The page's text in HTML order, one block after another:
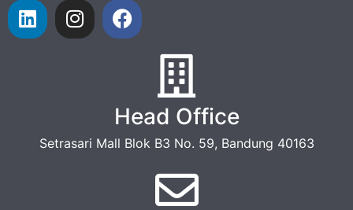
Head Office
Setrasari Mall Blok B3 No. 59, Bandung 40163